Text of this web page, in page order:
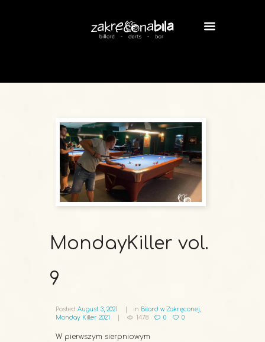
MondayKiller vol.
9
Posted August 3, 2021 in Bilard w Zakręconej
Monday Killer 2021
1478 0 0
W pierwszym sierpniowym